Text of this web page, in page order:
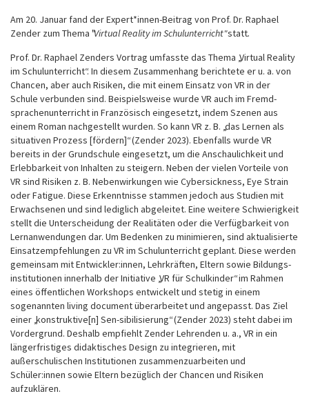
Am 20. Januar fand der Expert*innen-Beitrag von Prof. Dr. Raphael
Zender zum Thema "Virtual Reality im Schulunterricht"statt.
Prof. Dr. Raphael Zenders Vortrag umfasste das Thema „Virtual Reality
im Schulunterricht“. In diesem Zusammenhang berichtete er u. a. von
Chancen, aber auch Risiken, die mit einem Einsatz von VR in der
Schule verbunden sind. Beispielsweise wurde VR auch im Fremd-
sprachenunterricht in Französisch eingesetzt, indem Szenen aus
einem Roman nachgestellt wurden. So kann VR z. B. „das Lernen als
situativen Prozess [fördern]“ (Zender 2023). Ebenfalls wurde VR
bereits in der Grundschule eingesetzt, um die Anschaulichkeit und
Erlebbarkeit von Inhalten zu steigern. Neben der vielen Vorteile von
VR sind Risiken z. B. Nebenwirkungen wie Cybersickness, Eye Strain
oder Fatigue. Diese Erkenntnisse stammen jedoch aus Studien mit
Erwachsenen und sind lediglich abgeleitet. Eine weitere Schwierigkeit
stellt die Unterscheidung der Realitäten oder die Verfügbarkeit von
Lernanwendungen dar. Um Bedenken zu minimieren, sind aktualisierte
Einsatzempfehlungen zu VR im Schulunterricht geplant. Diese werden
gemeinsam mit Entwickler:innen, Lehrkräften, Eltern sowie Bildungs-
institutionen innerhalb der Initiative „VR für Schulkinder“ im Rahmen
eines öffentlichen Workshops entwickelt und stetig in einem
sogenannten living document überarbeitet und angepasst. Das Ziel
einer „konstruktive[n] Sen-sibilisierung“ (Zender 2023) steht dabei im
Vordergrund. Deshalb empfiehlt Zender Lehrenden u. a., VR in ein
längerfristiges didaktisches Design zu integrieren, mit
außerschulischen Institutionen zusammenzuarbeiten und
Schüler:innen sowie Eltern bezüglich der Chancen und Risiken
aufzuklären.